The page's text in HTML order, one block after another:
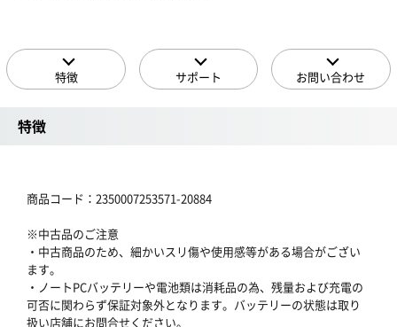
特徴 サポート お問い合わせ
特徴
商品コード：2350007253571-20884
※中古品のご注意
・中古商品のため、細かいスリ傷や使用感等がある場合がござい
ます。
・ノートPCバッテリーや電池類は消耗品の為、残量および充電の
可否に関わらず保証対象外となります。バッテリーの状態は取り
扱い店舗にお問合せください。